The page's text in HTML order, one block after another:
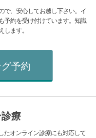
で、安心してお越し下さい。イ
予約を受け付けています。知識
ます。
予約
療
たオンライン診療にも対応して